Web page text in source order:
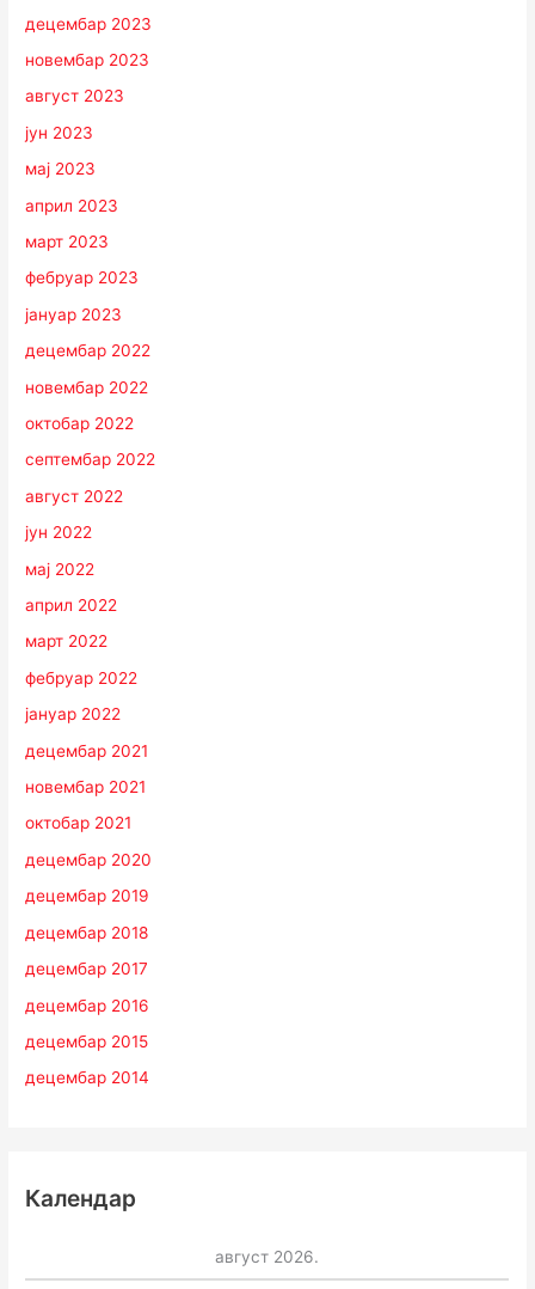
децембар 2023
новембар 2023
август 2023
јун 2023
мај 2023
април 2023
март 2023
фебруар 2023
јануар 2023
децембар 2022
новембар 2022
октобар 2022
септембар 2022
август 2022
јун 2022
мај 2022
април 2022
март 2022
фебруар 2022
јануар 2022
децембар 2021
новембар 2021
октобар 2021
децембар 2020
децембар 2019
децембар 2018
децембар 2017
децембар 2016
децембар 2015
децембар 2014
Календар
август 2026.